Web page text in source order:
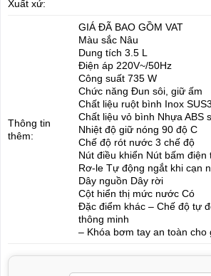
Xuất xứ:
Thông tin
thêm:
GIÁ ĐÃ BAO GỒM VAT
Màu sắc Nâu
Dung tích 3.5 L
Điện áp 220V~/50Hz
Công suất 735 W
Chức năng Đun sôi, giữ ấm
Chất liệu ruột bình Inox
Chất liệu vỏ bình Nhựa ABS
Nhiệt độ giữ nóng 90 độ C
Chế độ rót nước 3 chế độ
Nút điều khiển Nút bấm điện
Rơ-le Tự động ngắt khi cạn
Dây nguồn Dây rời
Cột hiển thị mức nước Có
Đặc điểm khác – Chế độ tự
thông minh
– Khóa bơm tay an toàn cho